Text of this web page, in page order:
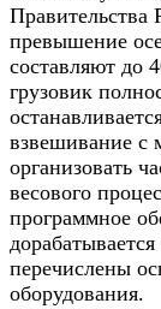
превышение
составляют до
грузовик
взвешивание с
организовать
весового
программное
перечислены
оборудования.